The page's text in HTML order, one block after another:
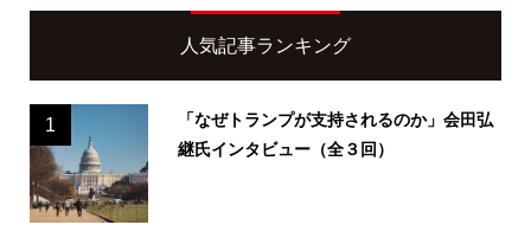
人気記事ランキング
1
「なぜトランプが支持されるのか」会田弘
継氏インタビュー（全３回）